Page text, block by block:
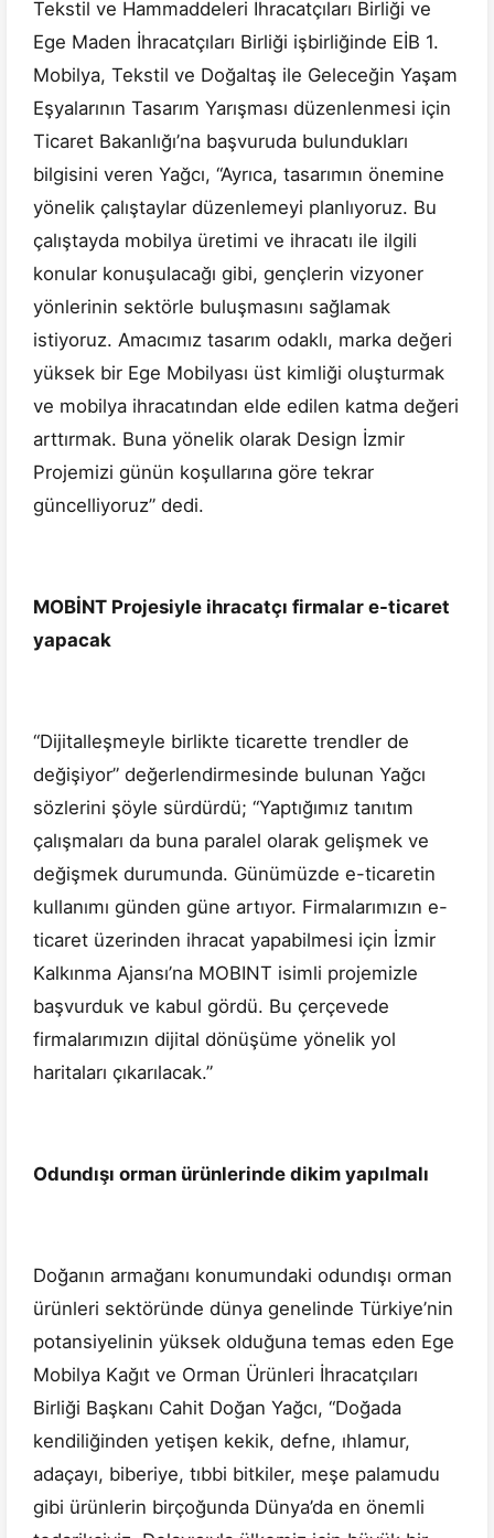
Tekstil ve Hammaddeleri İhracatçıları Birliği ve
Ege Maden İhracatçıları Birliği işbirliğinde EİB 1.
Mobilya, Tekstil ve Doğaltaş ile Geleceğin Yaşam
Eşyalarının Tasarım Yarışması düzenlenmesi için
Ticaret Bakanlığı’na başvuruda bulundukları
bilgisini veren Yağcı, “Ayrıca, tasarımın önemine
yönelik çalıştaylar düzenlemeyi planlıyoruz. Bu
çalıştayda mobilya üretimi ve ihracatı ile ilgili
konular konuşulacağı gibi, gençlerin vizyoner
yönlerinin sektörle buluşmasını sağlamak
istiyoruz. Amacımız tasarım odaklı, marka değeri
yüksek bir Ege Mobilyası üst kimliği oluşturmak
ve mobilya ihracatından elde edilen katma değeri
arttırmak. Buna yönelik olarak Design İzmir
Projemizi günün koşullarına göre tekrar
güncelliyoruz” dedi.
MOBİNT Projesiyle ihracatçı firmalar e-ticaret
yapacak
“Dijitalleşmeyle birlikte ticarette trendler de
değişiyor” değerlendirmesinde bulunan Yağcı
sözlerini şöyle sürdürdü; “Yaptığımız tanıtım
çalışmaları da buna paralel olarak gelişmek ve
değişmek durumunda. Günümüzde e-ticaretin
kullanımı günden güne artıyor. Firmalarımızın e-
ticaret üzerinden ihracat yapabilmesi için İzmir
Kalkınma Ajansı’na MOBINT isimli projemizle
başvurduk ve kabul gördü. Bu çerçevede
firmalarımızın dijital dönüşüme yönelik yol
haritaları çıkarılacak.”
Odundışı orman ürünlerinde dikim yapılmalı
Doğanın armağanı konumundaki odundışı orman
ürünleri sektöründe dünya genelinde Türkiye’nin
potansiyelinin yüksek olduğuna temas eden Ege
Mobilya Kağıt ve Orman Ürünleri İhracatçıları
Birliği Başkanı Cahit Doğan Yağcı, “Doğada
kendiliğinden yetişen kekik, defne, ıhlamur,
adaçayı, biberiye, tıbbi bitkiler, meşe palamudu
gibi ürünlerin birçoğunda Dünya’da en önemli